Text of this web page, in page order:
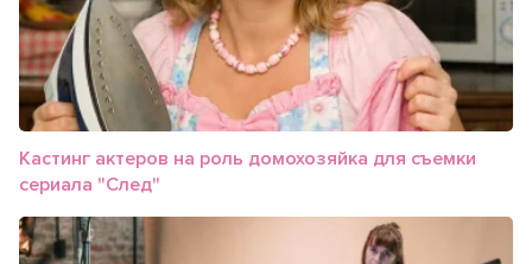
Кастинг актеров на роль домохозяйка для съемки
сериала "След"